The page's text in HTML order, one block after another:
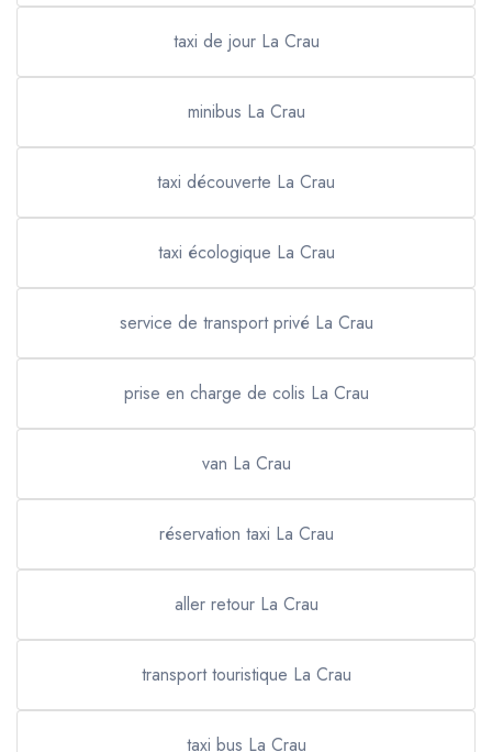
taxi de jour La Crau
minibus La Crau
taxi découverte La Crau
taxi écologique La Crau
service de transport privé La Crau
prise en charge de colis La Crau
van La Crau
réservation taxi La Crau
aller retour La Crau
transport touristique La Crau
taxi bus La Crau